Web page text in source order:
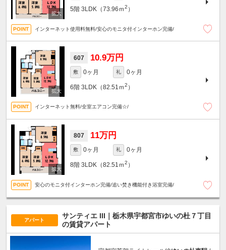
5階 3LDK（73.96ｍ2 ）
インターネット使用料無料/安心のモニタ付インターホン完備/
607 10.9万円
敷 0ヶ月 礼 0ヶ月
6階 3LDK（82.51ｍ2 ）
インターネット無料/全室エアコン完備☆/
807 11万円
敷 0ヶ月 礼 0ヶ月
8階 3LDK（82.51ｍ2 ）
安心のモニタ付インターホン完備/追い焚き機能付き浴室完備/
アパート
サンティエ III｜栃木県宇都宮市ゆいの杜７丁目
の賃貸アパート